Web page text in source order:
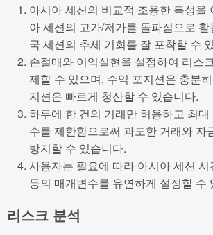
아시아 세션의 비교적 조용한 특성을
아 세션의 고가/저가를 돌파점으로
국 세션의 추세 기회를 잘 포착할 수
손절매와 이익실현을 설정하여 리스
제할 수 있으며, 수익 포지션은 충분
지션은 빠르게 청산할 수 있습니다.
하루에 한 건의 거래만 허용하고 최
수를 제한함으로써 과도한 거래와 자
방지할 수 있습니다.
사용자는 필요에 따라 아시아 세션
등의 매개변수를 유연하게 설정할 수
리스크 분석